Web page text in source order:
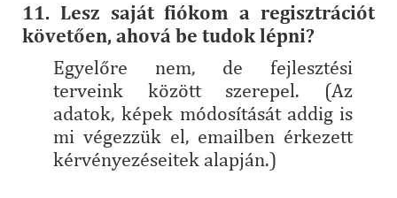
11. Lesz saját fiókom a regisztrációt
követően, ahová be tudok lépni?
Egyelőre nem, de fejlesztési
terveink között szerepel. (Az
adatok, képek módosítását addig is
mi végezzük el, emailben érkezett
kérvényezéseitek alapján.)